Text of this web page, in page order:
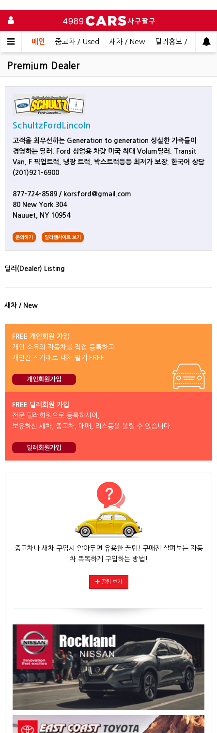
메인 중고차 / Used 새차 / New 딜러홍보 / Dealer
Premium Dealer
SchultzFordLincoln
고객을 최우선하는 Generation to generation 성실한 가족들이
경영하는 딜러. Ford 상업용 차량 미국 최대 Volum딜러. Transit
Van, F 픽업트럭, 냉장 트럭, 박스트럭등등 최저가 보장. 한국어 상담
(201)921-6900
877-724-8589 / korsford@gmail.com
80 New York 304
Nauuet, NY 10954
문의하기 딜러웹사이트 보기
딜러(Dealer) Listing
새차 / New
FREE 개인회원 가입
개인 소유의 자동차를 직접 등록하고
개인간 직거래로 내차 팔기 FREE
개인회원가입
FREE 딜러회원 가입
전문 딜러회원으로 등록하시어,
보유하신 새차, 중고차, 매매, 리스등을 올릴 수 있습니다.
딜러회원가입
중고차나 새차 구입시 알아두면 유용한 꿀팁! 구매전 살펴보는 자동
차 똑똑하게 구입하는 방법!
꿀팁 보기